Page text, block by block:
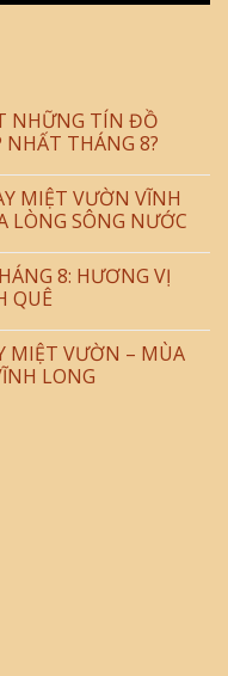
NHỮNG TÍN ĐỒ
NHẤT THÁNG 8?
MIỆT VƯỜN VĨNH
LÒNG SÔNG NƯỚC
8: HƯƠNG VỊ
QUÊ
MIỆT VƯỜN – MÙA
LONG